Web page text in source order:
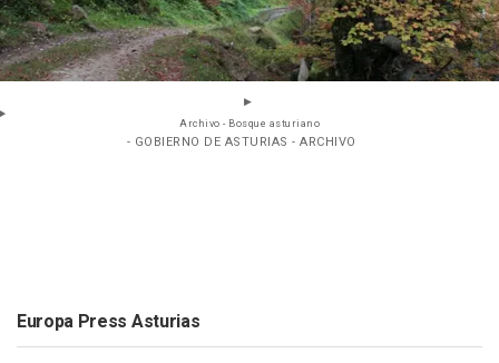
Archivo - Bosque asturiano
- GOBIERNO DE ASTURIAS - ARCHIVO
Europa Press Asturias